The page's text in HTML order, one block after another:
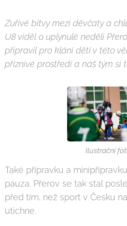
Zuřivé bitvy mezi děvčaty a
U8 viděl o uplynulé neděli
připravil pro klání dětí v této
příznivé prostředí a náš tým si
Ilustrační
Také přípravku a
pauza. Přerov se tak stal
před tím, než sport v Česku
utichne.